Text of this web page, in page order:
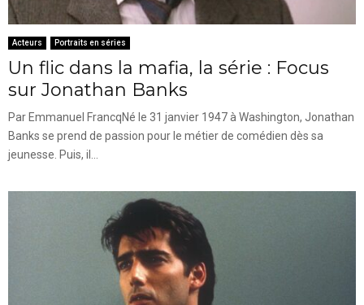
Acteurs Portraits en séries
Un flic dans la mafia, la série : Focus
sur Jonathan Banks
Par Emmanuel FrancqNé le 31 janvier 1947 à Washington, Jonathan
Banks se prend de passion pour le métier de comédien dès sa
jeunesse. Puis, il...